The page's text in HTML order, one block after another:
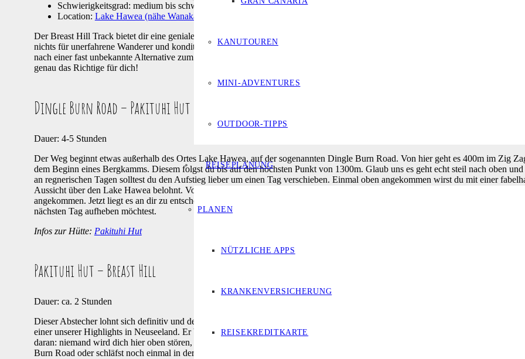
KANUTOUREN
MINI-ADVENTURES
OUTDOOR-TIPPS
REISEPLANUNG
PLANEN
NÜTZLICHE APPS
KRANKENVERSICHERUNG
REISEKREDITKARTE
Schwierigkeitsgrad: medium bis schwer
Location: Lake Hawea (nähe Wanaka)
Der Breast Hill Track bietet dir eine geniale Möglichkeit einer zwei- bis dreitägigen Wanderung in der Nähe von Wanaka. Dieser Weg
nichts für unerfahrene Wanderer und konditionell sehr anspruchsvoll, aber für die Anstrengungen wird man ausgiebig belohnt.
nach einer fast unbekannte Alternative zum Roys Peak suchen und dabei noch Hüttenromantik erleben wollen, dann ist diese
genau das Richtige für dich!
Dingle Burn Road – Pakituhi Hut
Dauer: 4-5 Stunden
Der Weg beginnt etwas außerhalb des Ortes Lake Hawea, auf der sogenannten Dingle Burn Road. Von hier geht es 400m im Zig
dem Beginn eines Bergkamms. Diesem folgst du bis auf den höchsten Punkt von 1300m. Glaub uns es geht echt steil nach oben und
an regnerischen Tagen solltest du den Aufstieg lieber um einen Tag verschieben. Einmal oben angekommen wirst du mit einer
Aussicht über den Lake Hawea belohnt. Von hier aus geht es noch einmal kurz bergab und schon bist du an der wunderschönen
angekommen. Jetzt liegt es an dir zu entscheiden ob du noch die Lust und Kraft hast bis zum Breast Hill zu wandern oder ob du es
nächsten Tag aufheben möchtest.
Infos zur Hütte: Pakituhi Hut
Pakituhi Hut – Breast Hill
Dauer: ca. 2 Stunden
Dieser Abstecher lohnt sich definitiv und der Weg ist sehr einfach im Vergleich zum mühseligen Aufstieg zur Pakituhi Hut. Der
einer unserer Highlights in Neuseeland. Er bietet dir eine 360 Grad Aussicht über den Lake Hawea bis hin zu Mount Aspiring. Das
daran: niemand wird dich hier oben stören, da es ein absoluter Geheimtipp ist. Von hier aus folgst du dem gleichen Weg zurück bis
Burn Road oder schläfst noch einmal in der Berghütte.